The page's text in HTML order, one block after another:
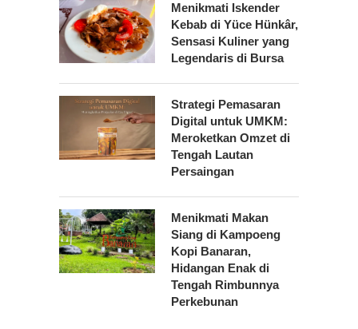
Menikmati Iskender
Kebab di Yüce Hünkâr,
Sensasi Kuliner yang
Legendaris di Bursa
Strategi Pemasaran
Digital untuk UMKM:
Meroketkan Omzet di
Tengah Lautan
Persaingan
Menikmati Makan
Siang di Kampoeng
Kopi Banaran,
Hidangan Enak di
Tengah Rimbunnya
Perkebunan